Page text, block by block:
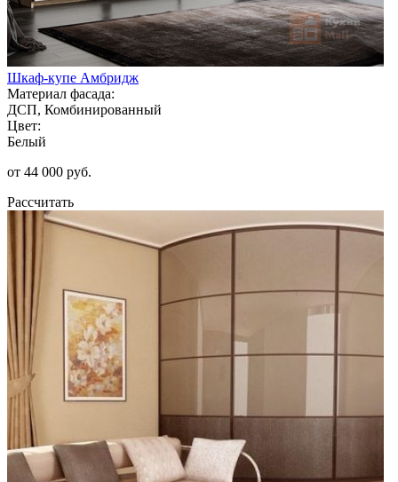
Шкаф-купе Амбридж
Материал фасада:
ДСП, Комбинированный
Цвет:
Белый
от 44 000 руб.
Рассчитать